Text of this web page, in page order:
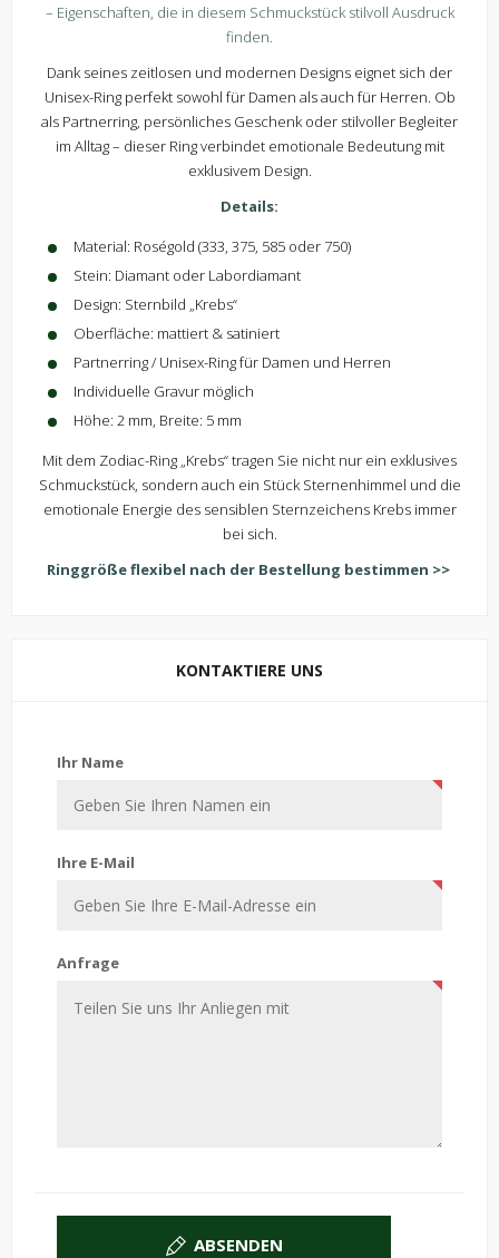
– Eigenschaften, die in diesem Schmuckstück stilvoll Ausdruck
finden.
Dank seines zeitlosen und modernen Designs eignet sich der
Unisex-Ring perfekt sowohl für Damen als auch für Herren. Ob
als Partnerring, persönliches Geschenk oder stilvoller Begleiter
im Alltag – dieser Ring verbindet emotionale Bedeutung mit
exklusivem Design.
Details:
Material: Roségold (333, 375, 585 oder 750)
Stein: Diamant oder Labordiamant
Design: Sternbild „Krebs“
Oberfläche: mattiert & satiniert
Partnerring / Unisex-Ring für Damen und Herren
Individuelle Gravur möglich
Höhe: 2 mm, Breite: 5 mm
Mit dem Zodiac-Ring „Krebs“ tragen Sie nicht nur ein exklusives
Schmuckstück, sondern auch ein Stück Sternenhimmel und die
emotionale Energie des sensiblen Sternzeichens Krebs immer
bei sich.
Ringgröße flexibel nach der Bestellung bestimmen >>
KONTAKTIERE UNS
Ihr Name
Ihre E-Mail
Anfrage
ABSENDEN